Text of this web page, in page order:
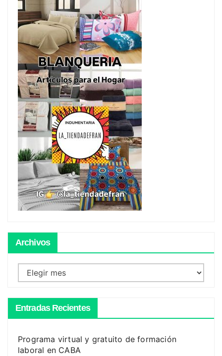
Archivos
Archivos
Entradas Recientes
Programa virtual y gratuito de formación
laboral en CABA